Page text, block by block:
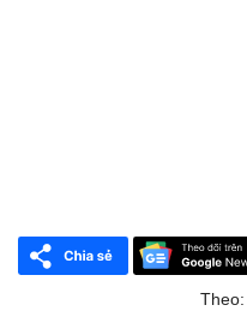
Theo: